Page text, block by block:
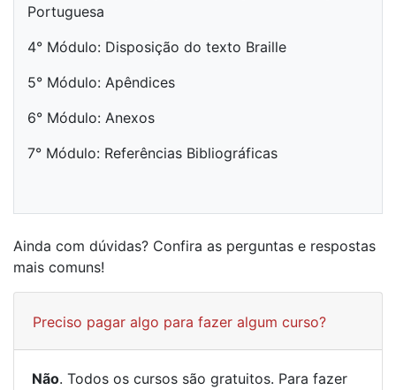
Portuguesa
4° Módulo: Disposição do texto Braille
5° Módulo: Apêndices
6° Módulo: Anexos
7° Módulo: Referências Bibliográficas
Ainda com dúvidas? Confira as perguntas e respostas
mais comuns!
Preciso pagar algo para fazer algum curso?
Não. Todos os cursos são gratuitos. Para fazer